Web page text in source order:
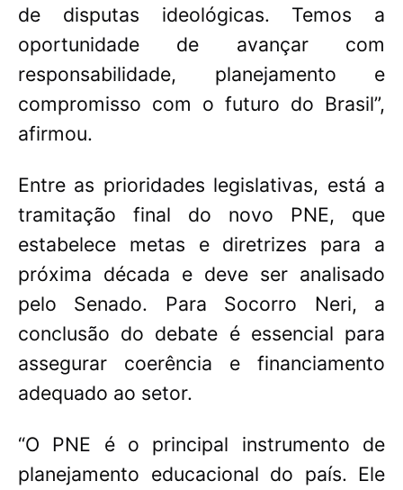
de disputas ideológicas. Temos a
oportunidade de avançar com
responsabilidade, planejamento e
compromisso com o futuro do Brasil”,
afirmou.
Entre as prioridades legislativas, está a
tramitação final do novo PNE, que
estabelece metas e diretrizes para a
próxima década e deve ser analisado
pelo Senado. Para Socorro Neri, a
conclusão do debate é essencial para
assegurar coerência e financiamento
adequado ao setor.
“O PNE é o principal instrumento de
planejamento educacional do país. Ele